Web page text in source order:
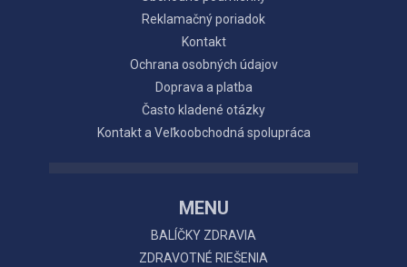
Reklamačný poriadok
Kontakt
Ochrana osobných údajov
Doprava a platba
Často kladené otázky
Kontakt a Veľkoobchodná spolupráca
MENU
BALÍČKY ZDRAVIA
ZDRAVOTNÉ RIEŠENIA